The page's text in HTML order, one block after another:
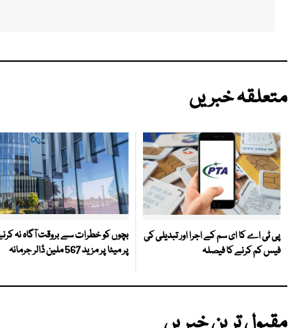
متعلقہ خبریں
پی ٹی اے کا ای سم کے اجرا اور تبدیلی کی
فیس کم کرنے کا فیصلہ
بچوں کو خطرات سے بروقت آگاہ نہ
پر میٹا پر مزید 567 ملین ڈالر جرمانہ